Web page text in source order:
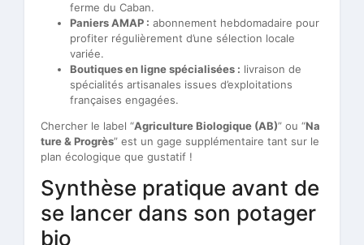
ferme du Caban.
Paniers AMAP : abonnement hebdomadaire pour
profiter régulièrement d’une sélection locale
variée.
Boutiques en ligne spécialisées : livraison de
spécialités artisanales issues d’exploitations
françaises engagées.
Chercher le label “Agriculture Biologique (AB)” ou “Na
ture & Progrès” est un gage supplémentaire tant sur le
plan écologique que gustatif !
Synthèse pratique avant de
se lancer dans son potager
bio